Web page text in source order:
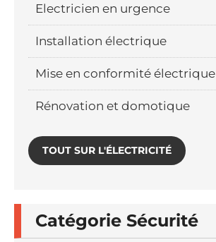
Electricien en urgence
Installation électrique
Mise en conformité électrique
Rénovation et domotique
TOUT SUR L'ÉLECTRICITÉ
Catégorie Sécurité